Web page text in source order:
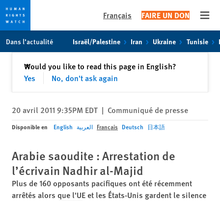
toto
content
Français FAIRE UN DON
Dans l’actualité Israël/Palestine Iran Ukraine Tunisie
Would you like to read this page in English?
Yes
No, don't ask again
✕Fermer
20 avril 2011 9:35PM EDT | Communiqué de presse
Disponible en English العربية Français Deutsch 日本語
Arabie saoudite : Arrestation de
l’écrivain Nadhir al-Majid
Plus de 160 opposants pacifiques ont été récemment
arrêtés alors que l'UE et les États-Unis gardent le silence